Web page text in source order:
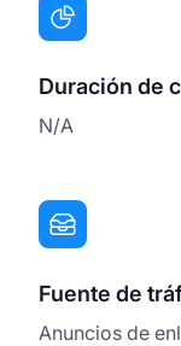
Duración de
N/A
Fuente de
Anuncios de